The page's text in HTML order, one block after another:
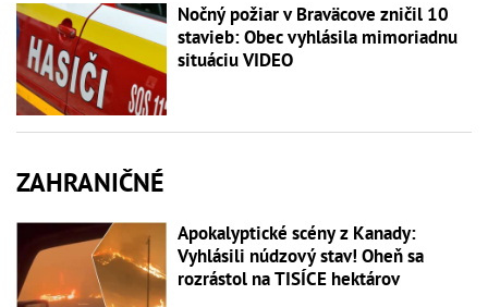
Nočný požiar v Braväcove zničil 10
stavieb: Obec vyhlásila mimoriadnu
situáciu VIDEO
ZAHRANIČNÉ
Apokalyptické scény z Kanady:
Vyhlásili núdzový stav! Oheň sa
rozrástol na TISÍCE hektárov